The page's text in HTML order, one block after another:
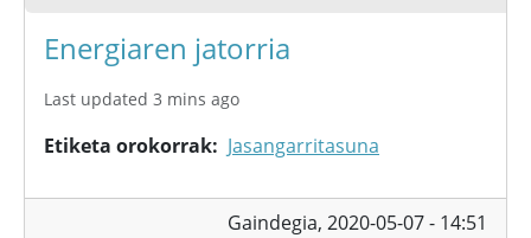
Energiaren jatorria
Last updated 3 mins ago
Etiketa orokorrak Jasangarritasuna
Gaindegia, 2020-05-07 - 14:51